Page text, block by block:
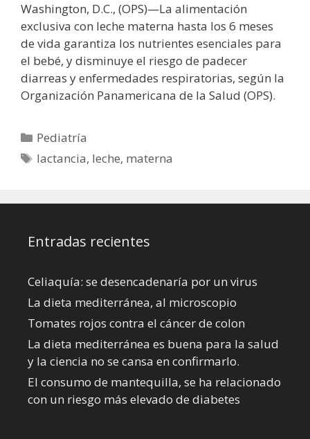
Washington, D.C., (OPS)—La alimentación
exclusiva con leche materna hasta los 6 meses
de vida garantiza los nutrientes esenciales para
el bebé, y disminuye el riesgo de padecer
diarreas y enfermedades respiratorias, según la
Organización Panamericana de la Salud (OPS).
Categorías
Pediatría
Etiquetas
lactancia, leche, materna
Entradas recientes
Celiaquía: se desencadenaría por un virus
La dieta mediterránea, al microscopio
Tomates rojos contra el cáncer de colon
La dieta mediterránea es buena para la salud
y la ciencia no se cansa en confirmarlo.
El consumo de mantequilla, se ha relacionado
con un riesgo más elevado de diabetes